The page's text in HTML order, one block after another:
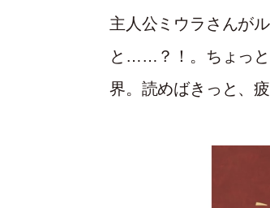
主人公ミウラさんが
と……？！。ちょっと
界。読めばきっと、